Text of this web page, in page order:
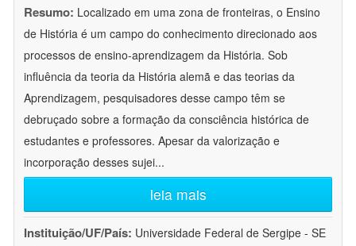
Resumo: Localizado em uma zona de fronteiras, o Ensino
de História é um campo do conhecimento direcionado aos
processos de ensino-aprendizagem da História. Sob
influência da teoria da História alemã e das teorias da
Aprendizagem, pesquisadores desse campo têm se
debruçado sobre a formação da consciência histórica de
estudantes e professores. Apesar da valorização e
incorporação desses sujei...
leia mais
Instituição/UF/País: Universidade Federal de Sergipe - SE